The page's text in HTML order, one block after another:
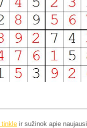
tinkle ir sužinok apie